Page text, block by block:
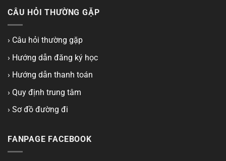
CÂU HỎI THƯỜNG GẶP
› Câu hỏi thường gặp
› Hướng dẫn đăng ký học
› Hướng dẫn thanh toán
› Quy định trung tâm
› Sơ đồ đường đi
FANPAGE FACEBOOK